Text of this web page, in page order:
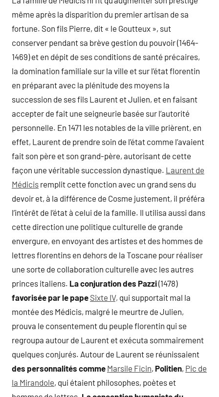
même après la disparition du premier artisan de sa
fortune. Son fils Pierre, dit « le Goutteux », sut
conserver pendant sa brève gestion du pouvoir (1464-
1469) et en dépit de ses conditions de santé précaires,
la domination familiale sur la ville et sur l’état florentin
en préparant avec la plénitude des moyens la
succession de ses fils Laurent et Julien, et en faisant
accepter de fait une seigneurie basée sur l’autorité
personnelle. En 1471 les notables de la ville prièrent, en
effet, Laurent de prendre soin de l’état comme l’avaient
fait son père et son grand-père, autorisant de cette
façon une véritable succession dynastique. Laurent de
Médicis remplit cette fonction avec un grand sens du
devoir et, à la différence de Cosme justement, il préféra
l’intérêt de l’état à celui de la famille. Il utilisa aussi dans
cette direction une politique culturelle de grande
envergure, en envoyant des artistes et des hommes de
lettres florentins en dehors de la Toscane pour réaliser
une sorte de collaboration culturelle avec les autres
princes italiens. La conjuration des Pazzi(1478)
favorisée par le pape Sixte IV, qui supportait mal la
montée des Médicis, malgré le meurtre de Julien,
prouva le consentement du peuple florentin qui se
regroupa autour de Laurent et exécuta sommairement
quelques conjurés. Autour de Laurent se réunissaient
des personnalités comme Marsile Ficin, Politien, Pic de
la Mirandole, qui étaient philosophes, poètes et